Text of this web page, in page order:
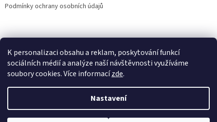
K personalizaci obsahu a reklam, poskytování funkcí
sociálních médií a analýze naší návštěvnosti využíváme
soubory cookies. Více informacízde.
Nastavení
Podmínky ochrany osobních údajů